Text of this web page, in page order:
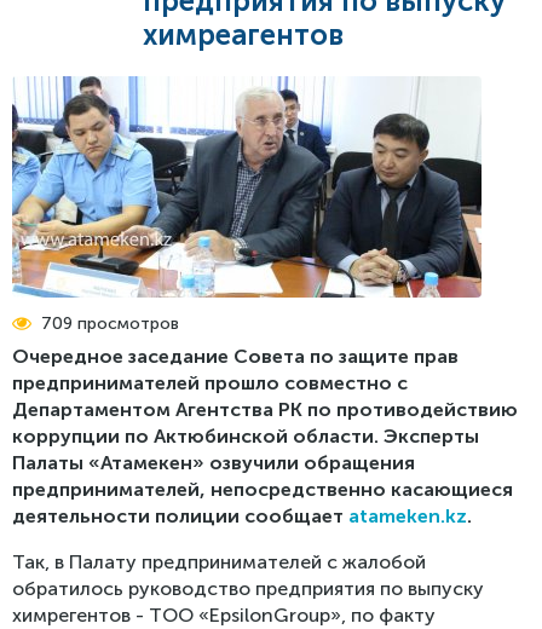
Стратегия бизнес-омбудсмена по защите
предпринимательства
Меморандум о взаимном сотрудничестве Центра
поддержки цифрового правительства и Бизнес-
омбудсмена
Рекомендации Сената
Реестр проблем
Обратная связь
Пресс-релизы
Фотогалерея
Видео
Международные новости
Доклады, выступления
Инфографика
химреагентов
709 просмотров
Очередное заседание Совета по защите прав
предпринимателей прошло совместно с
Департаментом Агентства РК по противодействию
коррупции по Актюбинской области. Эксперты
Палаты «Атамекен» озвучили обращения
предпринимателей, непосредственно касающиеся
деятельности полиции сообщает atameken.kz.
Так, в Палату предпринимателей с жалобой
обратилось руководство предприятия по выпуску
химрегентов - ТОО «EpsilonGroup», по факту